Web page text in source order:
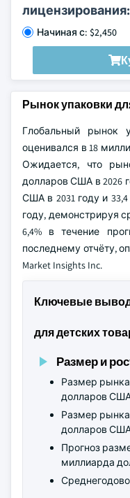
лицензирования:
Начиная с: $2,450
Рынок упаковки
Глобальный рынок
оценивался в 18
Ожидается, что
долларов США в 2026
США в 2031 году и
году, демонстрируя
6,4% в течение
последнему отчёту,
Market Insights Inc.
Ключевые
для детских
Размер и
Размер рынка
долларов
Размер рынка
долларов
Прогноз
миллиарда